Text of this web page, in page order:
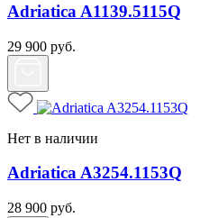
Adriatica A1139.5115Q
29 900 руб.
Нет в наличии
Adriatica A3254.1153Q
28 900 руб.